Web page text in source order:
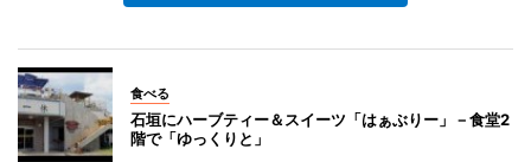
食べる
石垣にハーブティー＆スイーツ「はぁぶりー」－食堂2
階で「ゆっくりと」